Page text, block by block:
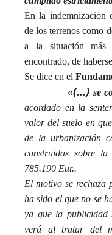
En la indemnización
de los terrenos como
a la situación más
encontrado, de
Se dice en el
«(…) se
acordado en la
valor del suelo en
de la urbanización
construidas sobre
785.190 Eur..
El motivo se rechaza
ha sido el que no se
ya que la publicidad
verá al tratar del